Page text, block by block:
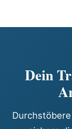
Dein